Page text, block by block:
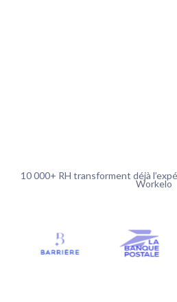
10 000+ RH transforment déjà
Workelo